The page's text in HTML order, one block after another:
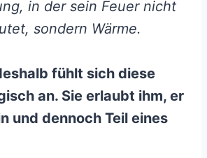
in der sein Feuer nicht
sondern Wärme.
fühlt sich diese
an. Sie erlaubt ihm, er
und dennoch Teil eines